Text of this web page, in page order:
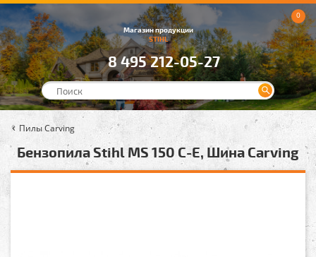
Магазин продукции
STIHL
8 495 212-05-27
0
Пилы Carving
Бензопила Stihl MS 150 C-E, Шина Carving